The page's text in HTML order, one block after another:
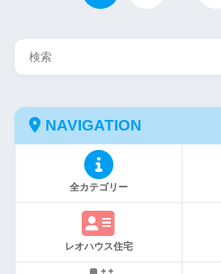
NAVIGATION
全カテゴリー
レオハウス住宅